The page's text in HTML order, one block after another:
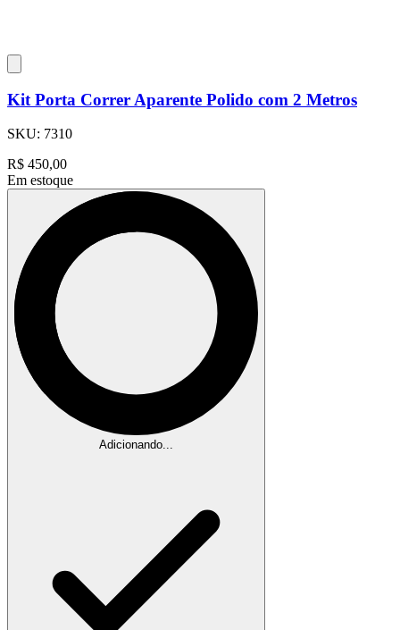
Kit Porta Correr Aparente Polido com 2 Metros
SKU: 7310
R$ 450,00
Em estoque
Adicionando...